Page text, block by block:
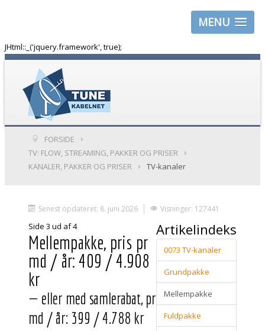
MENU
JHtml::_('jquery.framework', true);
FORSIDE
TV: FLOW, STREAMING, PAKKER OG PRISER
KANALER, PAKKER OG PRISER
TV-kanaler
Senest opdateret: 8. juni 2026 Visninger: 127441
Artikelindeks
0073 TV-kanaler
Grundpakke
Mellempakke
Fuldpakke
Side 3 ud af 4
Mellempakke, pris pr
md / år: 409 / 4.908
kr
— eller med samlerabat, pr
md / år: 399 / 4.788 kr